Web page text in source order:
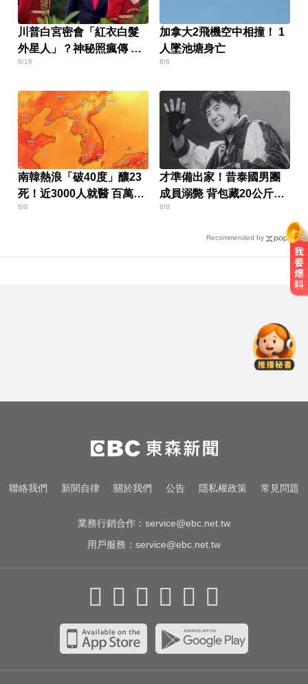
川普白宮密會「紅衣白髮
外星人」？神秘照瘋傳 真
相曝光了
6/16
加拿大2飛機空中相撞！ 1
人墜池塘身亡
8/6
南韓熱浪「破40度」釀23
死！近3000人就醫 百萬家
畜暴斃
8/8
才準備出家！昔泰國男團
成員溺斃 背包藏20公斤重
物
8/8
Recommended by
害應變中心
寬魚營收衰退 「點名王心凌、楊丞
琳」網笑翻：太誠實
攏係為了晶片！「斷交19年」 哥斯
聯絡我們 新聞自律 關於我們 公告 隱私權政策 常見問題
業務行銷合作： service@ebc.net.tw
用戶服務： service@ebc.net.tw